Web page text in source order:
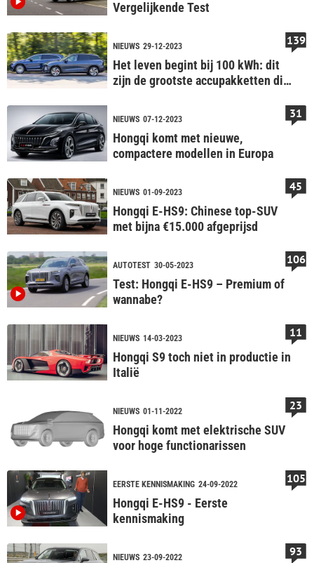
Vergelijkende Test
NIEUWS 29-12-2023
Het leven begint bij 100 kWh: dit
zijn de grootste accupakketten die
139
NIEUWS 07-12-2023
Hongqi komt met nieuwe,
compactere modellen in Europa
31
NIEUWS 01-09-2023
Hongqi E-HS9: Chinese top-SUV
met bijna €15.000 afgeprijsd
45
AUTOTEST 30-05-2023
Test: Hongqi E-HS9 – Premium of
wannabe?
106
NIEUWS 14-03-2023
Hongqi S9 toch niet in productie in
Italië
11
NIEUWS 01-11-2022
Hongqi komt met elektrische SUV
voor hoge functionarissen
23
EERSTE KENNISMAKING 24-09-2022
Hongqi E-HS9 - Eerste
kennismaking
105
NIEUWS 23-09-2022 93